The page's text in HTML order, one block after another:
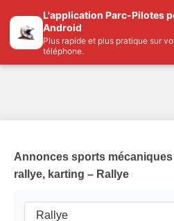
L'application Parc-Pilotes
Android
Plus rapide et plus pratique sur
téléphone.
Parc-pilotes.com
Annonces sports
rallye, karting – Rallye